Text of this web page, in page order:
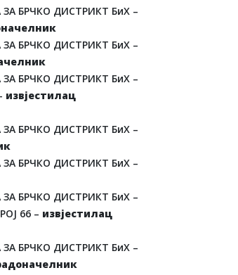
БРЧКО ДИСТРИКТ БиХ –
БРЧКО ДИСТРИКТ БиХ –
БРЧКО ДИСТРИКТ БиХ –
извјестилац
БРЧКО ДИСТРИКТ БиХ –
БРЧКО ДИСТРИКТ БиХ –
БРЧКО ДИСТРИКТ БиХ –
66 – извјестилац
БРЧКО ДИСТРИКТ БиХ –